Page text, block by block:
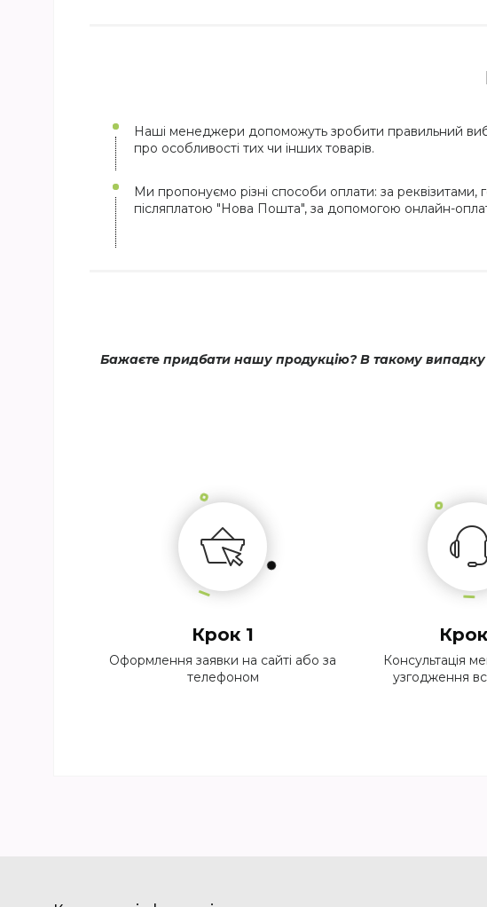
Наші менеджери допоможуть зробити правильний
про особливості тих чи інших товарів.
Ми пропонуємо різні способи оплати: за реквізитами,
післяплатою "Нова Пошта", за допомогою онлайн-
Бажаєте придбати нашу продукцію? В такому випадку
Крок 1
Оформлення заявки на сайті або за
телефоном
Консультація
узгодження